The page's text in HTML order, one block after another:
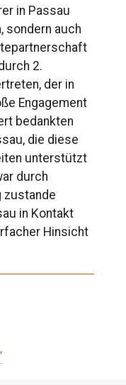
in Passau
sondern auch
2.
der in
Engagement
bedankten
die diese
unterstützt
durch
zustande
in Kontakt
Hinsicht